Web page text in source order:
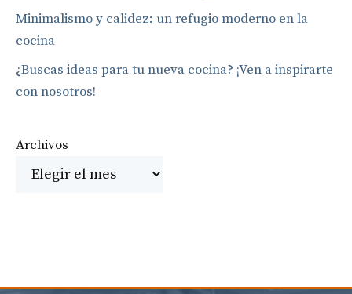
Minimalismo y calidez: un refugio moderno en la
cocina
¿Buscas ideas para tu nueva cocina? ¡Ven a inspirarte
con nosotros!
Archivos